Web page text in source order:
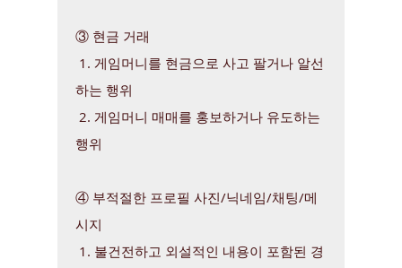
③ 현금 거래
1. 게임머니를 현금으로 사고 팔거나 알선
하는 행위
2. 게임머니 매매를 홍보하거나 유도하는
행위
④ 부적절한 프로필 사진/닉네임/채팅/메
시지
1. 불건전하고 외설적인 내용이 포함된 경